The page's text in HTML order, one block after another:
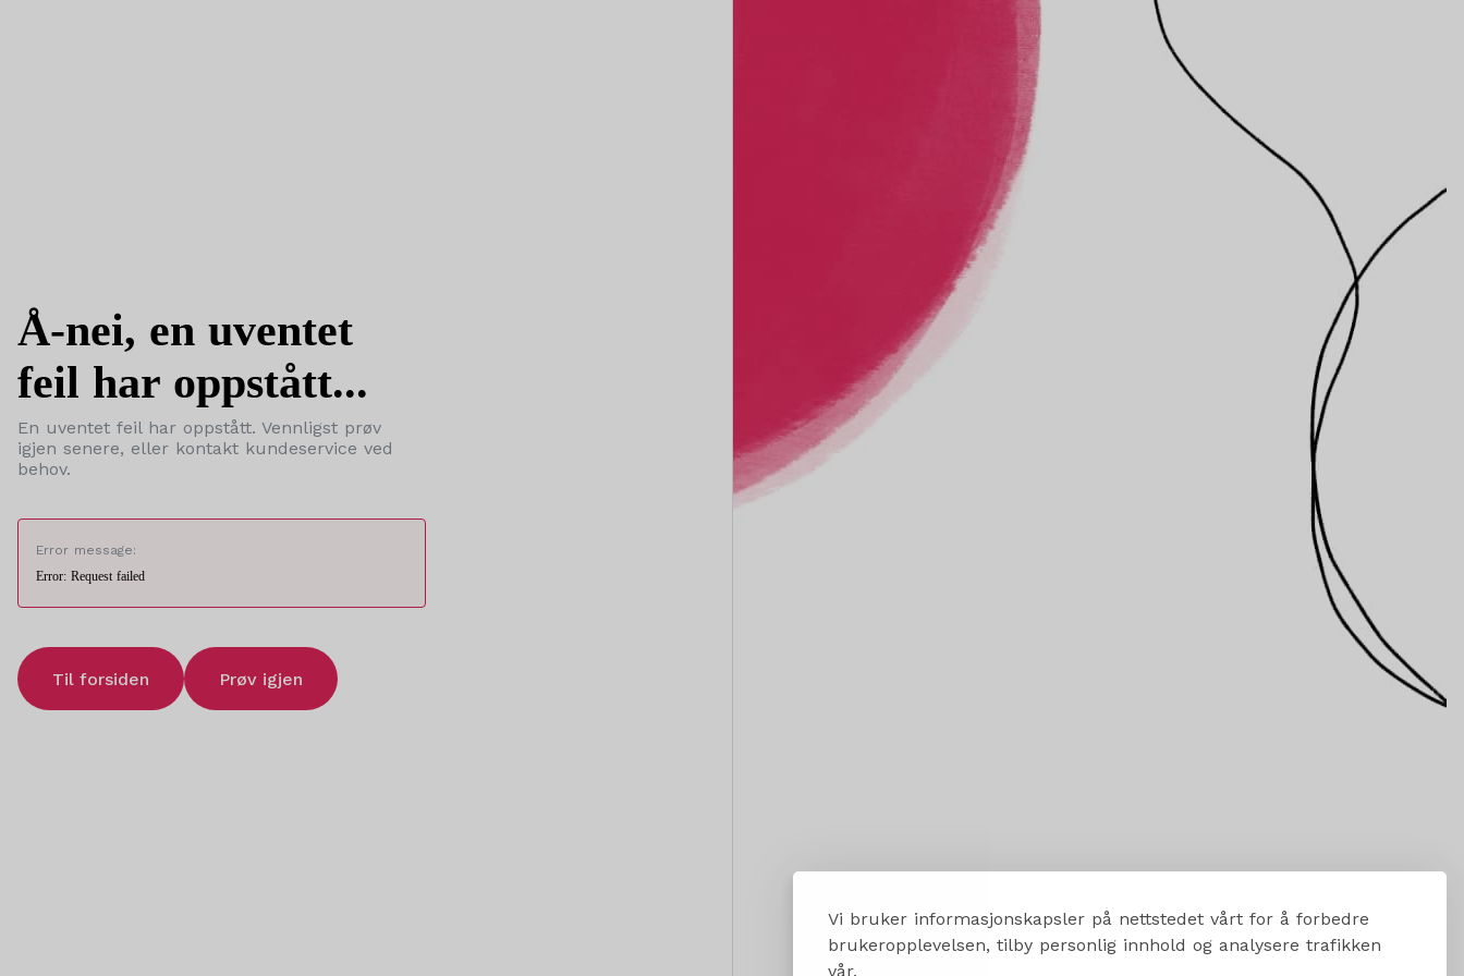
Vi bruker informasjonskapsler på nettstedet vårt for å forbedre
brukeropplevelsen, tilby personlig innhold og analysere trafikken
vår.
Å-nei, en uventet
feil har oppstått...
En uventet feil har oppstått. Vennligst prøv
igjen senere, eller kontakt kundeservice ved
behov.
Error message:
Error: Request failed
Til forsiden Prøv igjen